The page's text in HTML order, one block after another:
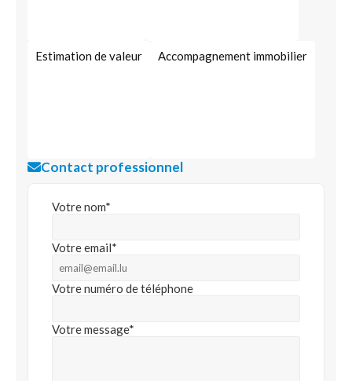
Estimation de valeur Accompagnement immobilier
Contact professionnel
Votre nom*
Votre email*
Votre numéro de téléphone
Votre message*